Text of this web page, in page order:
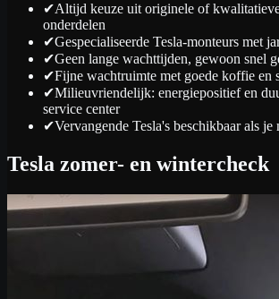
✔Altijd keuze uit originele of
onderdelen
✔Gespecialiseerde Tesla-monteurs met
✔Geen lange wachttijden, gewoon snel
✔Fijne wachtruimte met goede koffie en
✔Milieuvriendelijk: energiepositief en
service center
✔Vervangende Tesla's beschikbaar als
Tesla zomer- en wintercheck